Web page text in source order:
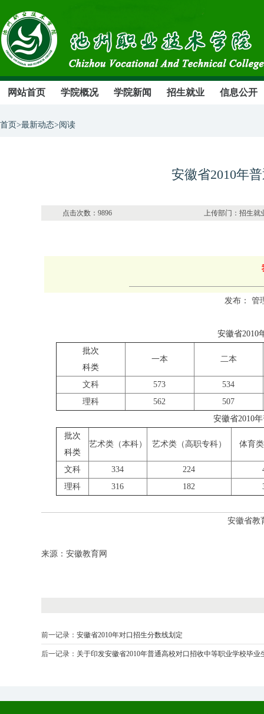
网站首页 学院概况 学院新闻 招生就业 信息公开
首页>最新动态>阅读
安徽省2010年
点击次数：9896 上传部门：招生就业
发布： 管
安徽省2010
批次
科类
一本 二本
文科 573
534
理科
562
507
安徽省2010
批次
科类
艺术类（本科） 艺术类（高职专科） 体育
文科 334 224
理科
316 182
安徽省教
来源：安徽教育网
前一记录： 安徽省2010年对口招生分数线划定
后一记录： 关于印发安徽省2010年普通高校对口招收中等职业学校毕业